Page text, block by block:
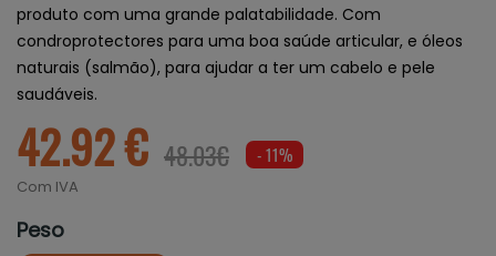
produto com uma grande palatabilidade. Com
condroprotectores para uma boa saúde articular, e óleos
naturais (salmão), para ajudar a ter um cabelo e pele
saudáveis.
42.92 € 48.03€ - 11%
Com IVA
Peso